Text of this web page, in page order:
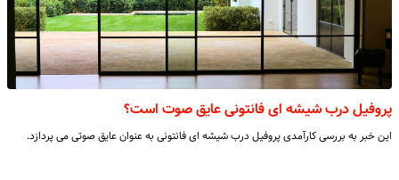
پروفیل درب شیشه ای فانتونی عایق صوت است؟
این خبر به بررسی کارآمدی پروفیل درب شیشه ای فانتونی به عنوان عایق صوتی می پردازد.